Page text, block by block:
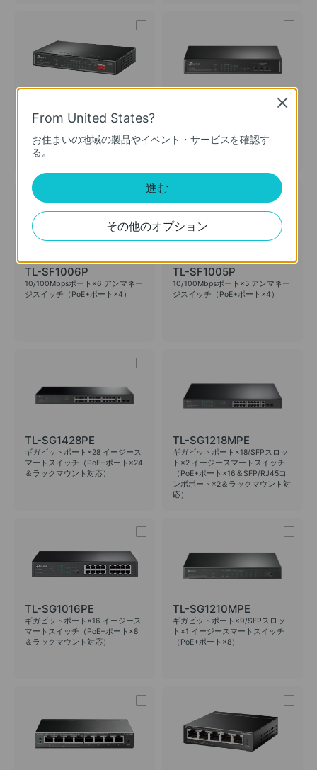
10/100Mbpsポート×9 アンマネー
ジスイッチ（PoE+ポート×8）
TL-SF1006P
10/100Mbpsポート×6 アンマネー
ジスイッチ（PoE+ポート×4）
TL-SF1005P
10/100Mbpsポート×5 アンマネー
ジスイッチ（PoE+ポート×4）
TL-SG1428PE
ギガビットポート×28 イージース
マートスイッチ（PoE+ポート×24
＆ラックマウント対応）
TL-SG1218MPE
ギガビットポート×18/SFPスロッ
ト×2 イージースマートスイッチ
（PoE+ポート×16＆SFP/RJ45コ
ンボポート×2＆ラックマウント対
応）
TL-SG1016PE
ギガビットポート×16 イージース
マートスイッチ（PoE+ポート×8
＆ラックマウント対応）
TL-SG1210MPE
ギガビットポート×9/SFPスロッ
ト×1 イージースマートスイッチ
（PoE+ポート×8）
From United States?
お住まいの地域の製品やイベント・サービスを確認す
る。
進む
その他のオプション
Close